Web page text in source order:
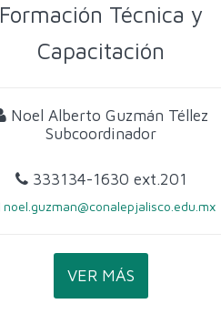
Formación Técnica y
Capacitación
Noel Alberto Guzmán Téllez
Subcoordinador
333134-1630 ext.201
noel.guzman@conalepjalisco.edu.mx
VER MÁS